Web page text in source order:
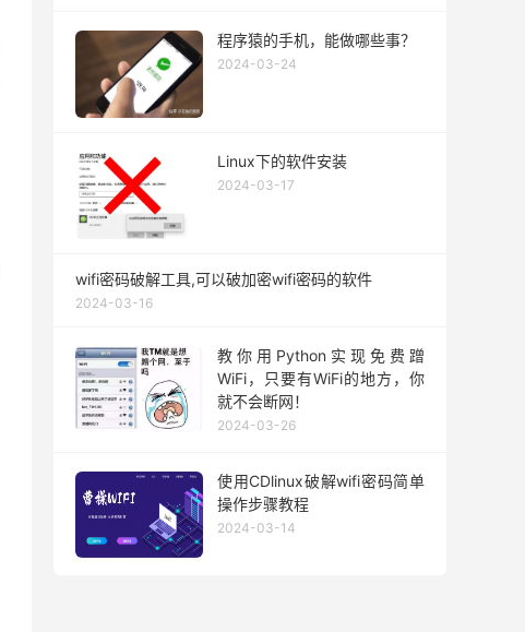
程序猿的手机，能做哪些事？
2024-03-24
Linux下的软件安装
2024-03-17
wifi密码破解工具,可以破加密wifi密码的软件
2024-03-16
教你用Python实现免费蹭
WiFi，只要有WiFi的地方，你
就不会断网！
2024-03-26
使用CDlinux破解wifi密码简单
操作步骤教程
2024-03-14